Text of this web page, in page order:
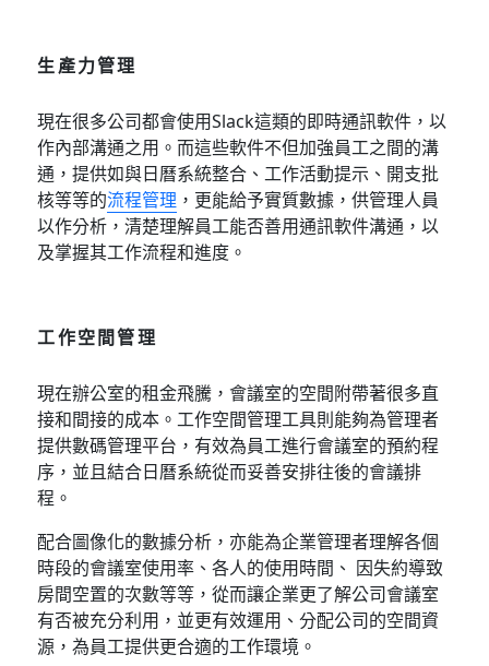
生產力管理
現在很多公司都會使用Slack這類的即時通訊軟件，以
作內部溝通之用。而這些軟件不但加強員工之間的溝
通，提供如與日曆系統整合、工作活動提示、開支批
核等等的流程管理 ，更能給予實質數據，供管理人員
以作分析，清楚理解員工能否善用通訊軟件溝通，以
及掌握其工作流程和進度。
工作空間管理
現在辦公室的租金飛騰，會議室的空間附帶著很多直
接和間接的成本。工作空間管理工具則能夠為管理者
提供數碼管理平台，有效為員工進行會議室的預約程
序，並且結合日曆系統從而妥善安排往後的會議排
程。
配合圖像化的數據分析，亦能為企業管理者理解各個
時段的會議室使用率、各人的使用時間、 因失約導致
房間空置的次數等等，從而讓企業更了解公司會議室
有否被充分利用，並更有效運用、分配公司的空間資
源，為員工提供更合適的工作環境。